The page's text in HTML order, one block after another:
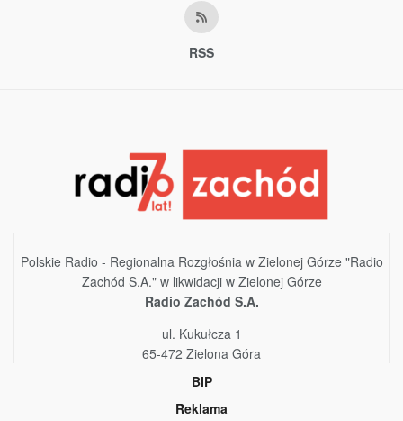
RSS
Polskie Radio - Regionalna Rozgłośnia w Zielonej Górze "Radio
Zachód S.A." w likwidacji w Zielonej Górze
Radio Zachód S.A.
ul. Kukułcza 1
65-472 Zielona Góra
BIP
Reklama